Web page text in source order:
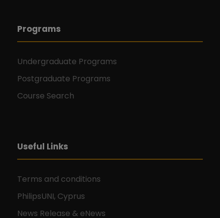
Programs
Undergraduate Programs
Postgraduate Programs
Course Search
Useful Links
Terms and conditions
PhilipsUNI, Cyprus
News Release & eNews